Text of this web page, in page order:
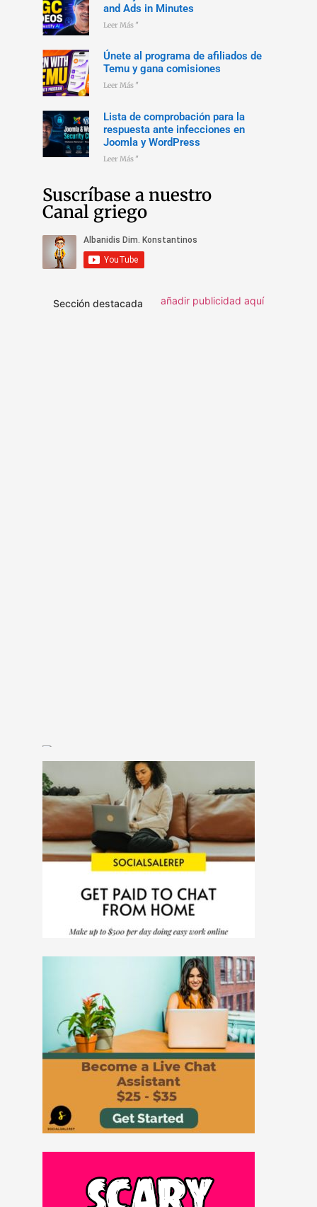
and Ads in Minutes
Leer Más "
Únete al programa de afiliados de
Temu y gana comisiones
Leer Más "
Lista de comprobación para la
respuesta ante infecciones en
Joomla y WordPress
Leer Más "
Suscríbase a nuestro
Canal griego
Sección destacada añadir publicidad aquí